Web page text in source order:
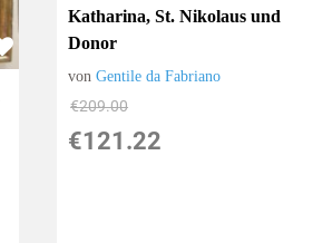
Katharina, St. Nikolaus und
Donor
vonGentile da Fabriano
€209.00
€121.22